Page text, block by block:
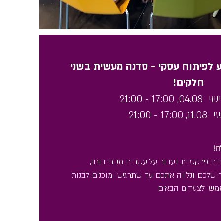
לפיתוח עסקי - סדנה מעשית בארבעה
חלקים!
-
30:
19:30 - 21:30
- 21:30
פרקטיות, נעבור על עשרות מקרי בוחן,
לפיתוח עסקי - סדנה מעשית בשני
חלקים!
- 21:00
פרקטיות, נעבור על עשרות מקרי בוחן,
שלכם ונלווה אתכם עד שתרגישו מוכנים לבנות
לצעדים הבאים